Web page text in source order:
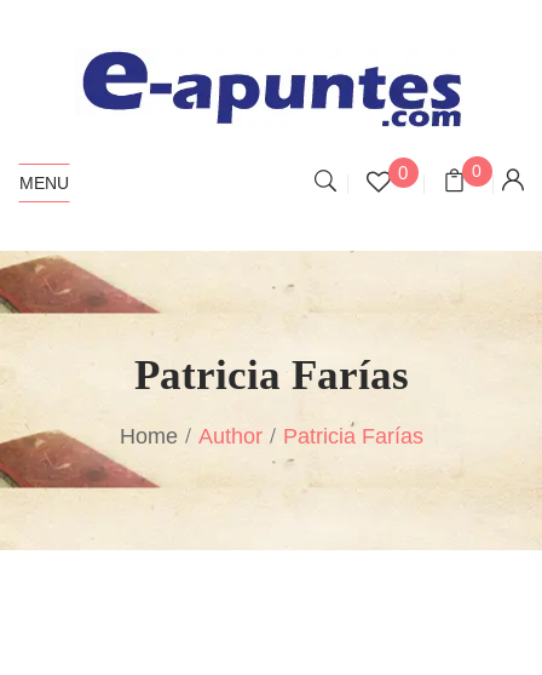
MENU 0 0
Patricia Farías
Home Author Patricia Farías